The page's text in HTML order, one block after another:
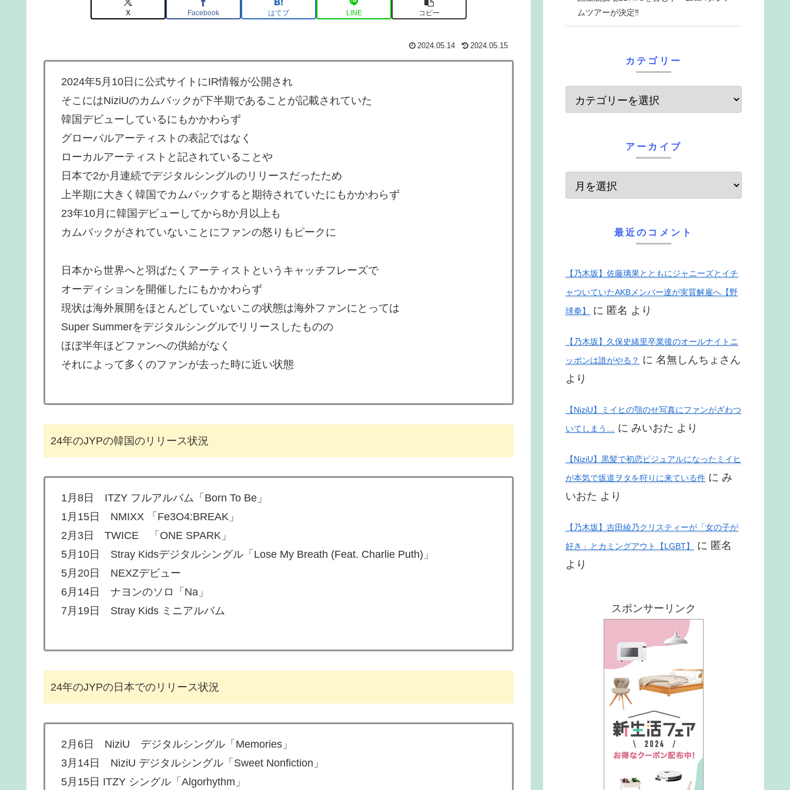
X Facebook はてブ LINE コピー
2024.05.14 2024.05.15
2024年5月10日に公式サイトにIR情報が公開され
そこにはNiziUのカムバックが下半期であることが記載されていた
韓国デビューしているにもかかわらず
グローバルアーティストの表記ではなく
ローカルアーティストと記されていることや
日本で2か月連続でデジタルシングルのリリースだったため
上半期に大きく韓国でカムバックすると期待されていたにもかかわらず
23年10月に韓国デビューしてから8か月以上も
カムバックがされていないことにファンの怒りもピークに
日本から世界へと羽ばたくアーティストというキャッチフレーズで
オーディションを開催したにもかかわらず
現状は海外展開をほとんどしていないこの状態は海外ファンにとっては
Super Summerをデジタルシングルでリリースしたものの
ほぼ半年ほどファンへの供給がなく
それによって多くのファンが去った時に近い状態
24年のJYPの韓国のリリース状況
1月8日 ITZY フルアルバム「Born To Be」
1月15日 NMIXX 「Fe3O4:BREAK」
2月3日 TWICE 「ONE SPARK」
5月10日 Stray Kidsデジタルシングル「Lose My Breath (Feat. Charlie Puth)」
5月20日 NEXZデビュー
6月14日 ナヨンのソロ「Na」
7月19日 Stray Kids ミニアルバム
24年のJYPの日本でのリリース状況
2月6日 NiziU デジタルシングル「Memories」
3月14日 NiziU デジタルシングル「Sweet Nonfiction」
5月15日 ITZY シングル「Algorhythm」
ムツアーが決定‼
カテゴリー
アーカイブ
最近のコメント
【乃木坂】佐藤璃果とともにジャニーズとイチ
ャついていたAKBメンバー達が実質解雇へ【野
球拳】
に 匿名 より
【乃木坂】久保史緒里卒業後のオールナイトニ
ッポンは誰がやる？ に 名無しんちょさん
より
【NiziU】ミイヒの顎のせ写真にファンがざわつ
いてしまう… に みいおた より
【NiziU】黒髪で初恋ビジュアルになったミイヒ
が本気で坂道ヲタを狩りに来ている件 に み
いおた より
【乃木坂】吉田綾乃クリスティーが「女の子が
好き」とカミングアウト【LGBT】
に 匿名
より
スポンサーリンク